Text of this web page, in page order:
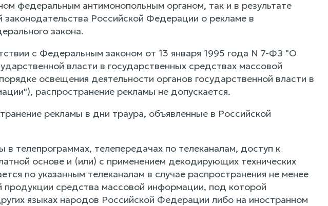
федеральным антимонопольным органом, так и в результате
Российской Федерации о рекламе в
закона.
с Федеральным законом от 13 января 1995 года N 7-ФЗ "О
власти в государственных средствах массовой
освещения деятельности органов государственной власти в
распространение рекламы не допускается.
рекламы в дни траура, объявленные в Российской
в телепрограммах, телепередачах по телеканалам, доступ к
основе и (или) с применением декодирующих технических
по указанным телеканалам в случае распространения не менее
продукции средства массовой информации, под которой
языках народов Российской Федерации либо на иностранном